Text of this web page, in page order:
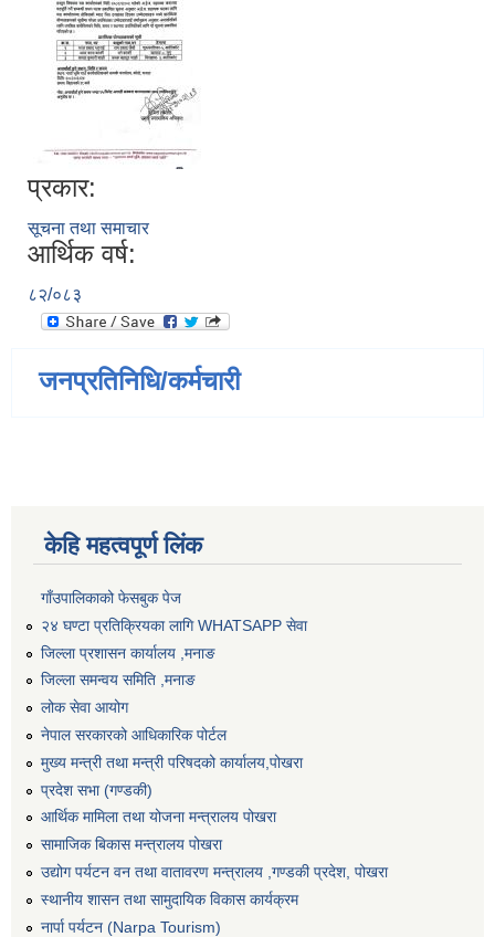
प्रकार:
सूचना तथा समाचार
आर्थिक वर्ष:
८२/०८३
जनप्रतिनिधि/कर्मचारी
केहि महत्वपूर्ण लिंक
गाँउपालिकाको फेसबुक पेज
२४ घण्टा प्रतिक्रियका लागि WHATSAPP सेवा
जिल्ला प्रशासन कार्यालय ,मनाङ
जिल्ला समन्वय समिति ,मनाङ
लोक सेवा आयोग
नेपाल सरकारको आधिकारिक पोर्टल
मुख्य मन्त्री तथा मन्त्री परिषदको कार्यालय,पोखरा
प्रदेश सभा (गण्डकी)
आर्थिक मामिला तथा योजना मन्त्रालय पोखरा
सामाजिक बिकास मन्त्रालय पोखरा
उद्योग पर्यटन वन तथा वातावरण मन्त्रालय ,गण्डकी प्रदेश, पोखरा
स्थानीय शासन तथा सामुदायिक विकास कार्यक्रम
नार्पा पर्यटन (Narpa Tourism)